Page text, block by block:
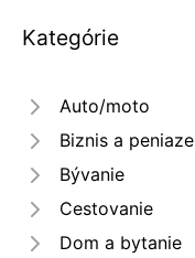
Kategórie
Auto/moto
Biznis a peniaze
Bývanie
Cestovanie
Dom a bytanie